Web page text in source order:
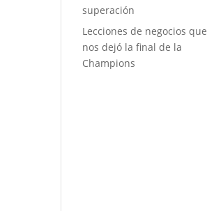
superación
Lecciones de negocios que
nos dejó la final de la
Champions